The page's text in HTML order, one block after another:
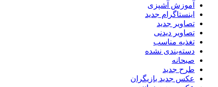
آموزش آشپزی
اینستاگرام جدید
تصاویر جدید
تصاویر دیدنی
تغذیه مناسب
دسته‌بندی نشده
صبحانه
طرح جدید
عکس جدید بازیگران